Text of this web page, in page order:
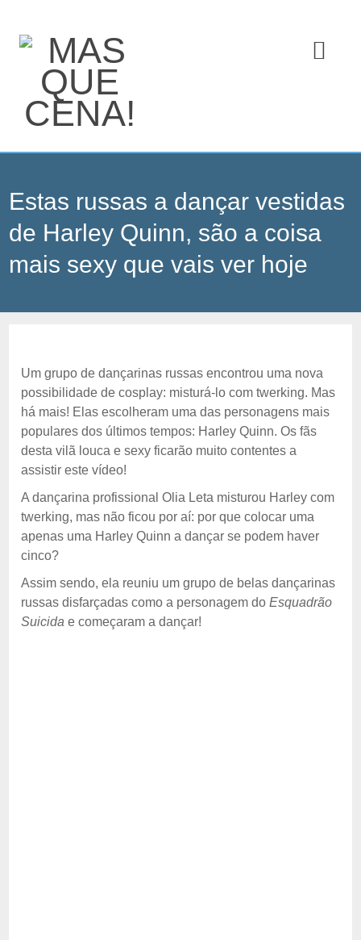
Estas russas a dançar vestidas
de Harley Quinn, são a coisa
mais sexy que vais ver hoje
Um grupo de dançarinas russas encontrou uma nova
possibilidade de cosplay: misturá-lo com twerking. Mas
há mais! Elas escolheram uma das personagens mais
populares dos últimos tempos: Harley Quinn. Os fãs
desta vilã louca e sexy ficarão muito contentes a
assistir este vídeo!
A dançarina profissional Olia Leta misturou Harley com
twerking, mas não ficou por aí: por que colocar uma
apenas uma Harley Quinn a dançar se podem haver
cinco?
Assim sendo, ela reuniu um grupo de belas dançarinas
russas disfarçadas como a personagem doEsquadrão
Suicida e começaram a dançar!